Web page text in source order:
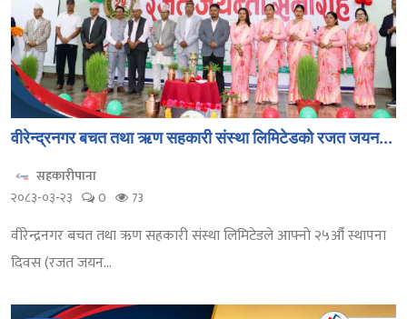
वीरेन्द्रनगर बचत तथा ऋण सहकारी संस्था लिमिटेडको रजत जयन...
सहकारीपाना
२०८३-०३-२३
0 73
वीरेन्द्रनगर बचत तथा ऋण सहकारी संस्था लिमिटेडले आफ्नो २५औँ स्थापना
दिवस (रजत जयन...